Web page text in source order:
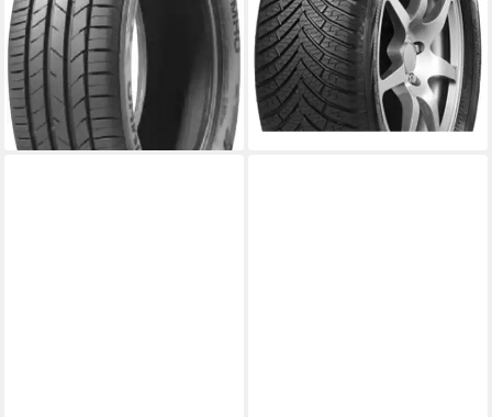
Kraftstoffeffizienz
Produktdatenblatt
Nasshaftung
Produktdatenblatt
ab 144,99 €
lieferbar - in 4-5 Werktagen bei dir
erhältlich
Kraftstoffeffizienz
Produktdatenblatt
Nasshaftung
Produktdatenblatt
ab 72,99 €
lieferbar - in 4-5 Werktagen bei dir